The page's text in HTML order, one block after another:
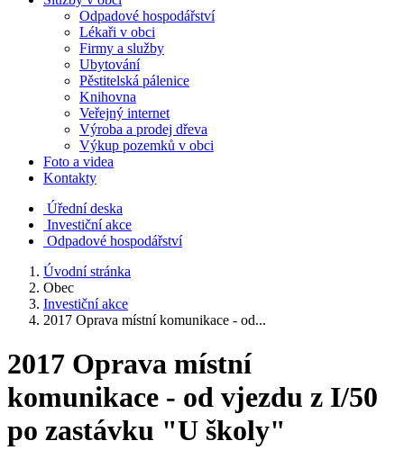
Odpadové hospodářství
Lékaři v obci
Firmy a služby
Ubytování
Pěstitelská pálenice
Knihovna
Veřejný internet
Výroba a prodej dřeva
Výkup pozemků v obci
Foto a videa
Kontakty
Úřední deska
Investiční akce
Odpadové hospodářství
Úvodní stránka
Obec
Investiční akce
2017 Oprava místní komunikace - od...
2017 Oprava místní
komunikace - od vjezdu z I/50
po zastávku "U školy"